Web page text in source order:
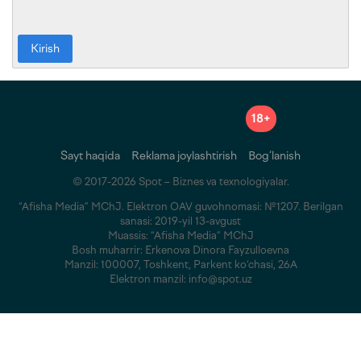
Kirish
18+
Sayt haqida Reklama joylashtirish Bog‘lanish
© 2017-2026 Spot – Biznes va texnologiyalar.
“Afisha Media” MChJ. Elektron OAV guvohnomasi: №1207. Berilgan
sanasi: 2019-yil 13-avgust
Muassis: “Afisha Media” MChJ
Bosh muharrir: Erkenova Dinora Fayzulloevna
Manzil: 100007, Toshkent, Parkent ko‘chasi, 26A
Elektron manzil: info@spot.uz